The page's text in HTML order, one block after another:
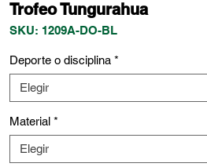
Trofeo Tungurahua
SKU: 1209A-DO-BL
Deporte o disciplina *
Elegir
Material *
Elegir